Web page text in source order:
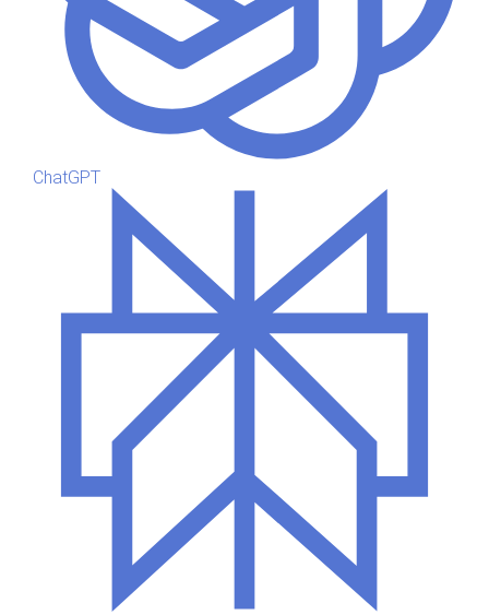
ChatGPT